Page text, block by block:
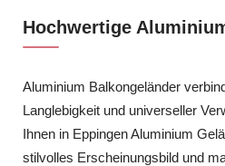
Hochwertige
Aluminium Balkongeländer
Langlebigkeit und universeller
Ihnen in Eppingen Aluminium
stilvolles Erscheinungsbild und